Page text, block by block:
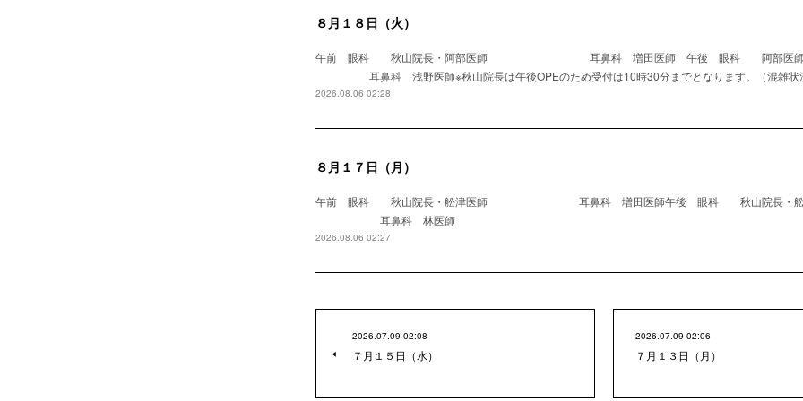
８月１８日（火）
午前 眼科 秋山院長・阿部医師 耳鼻科 増田医師 午後 眼科 阿部
耳鼻科 浅野医師※秋山院長は午後OPEのため受付は10時30分までとなります。（混雑状
2026.08.06 02:28
８月１７日（月）
午前 眼科 秋山院長・舩津医師 耳鼻科 増田医師午後 眼科 秋山院長・舩
耳鼻科 林医師
2026.08.06 02:27
2026.07.09 02:08
７月１５日（水）
2026.07.09 02:06
７月１３日（月）